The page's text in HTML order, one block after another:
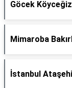
Göcek
Mimaroba
İstanbul